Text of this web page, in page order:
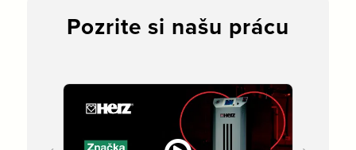
Pozrite si našu prácu